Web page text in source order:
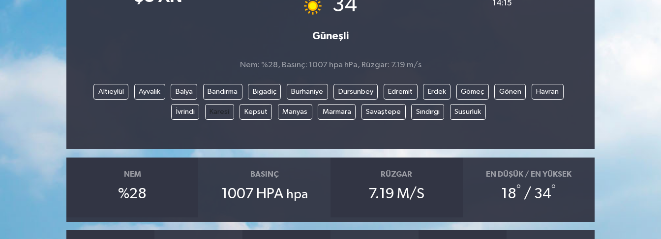
34
Güneşli
14:15
Nem: %28, Basınç: 1007 hpa hPa, Rüzgar: 7.19 m/s
Altıeylül Ayvalık Balya Bandırma Bigadiç Burhaniye Dursunbey Edremit Erdek Gömeç Gönen Havran
İvrindi Karesi Kepsut Manyas Marmara Savaştepe Sındırgı Susurluk
NEM
%28
BASINÇ
1007 HPA hpa
RÜZGAR
7.19 M/S
EN DÜŞÜK / EN YÜKSEK
18° / 34°